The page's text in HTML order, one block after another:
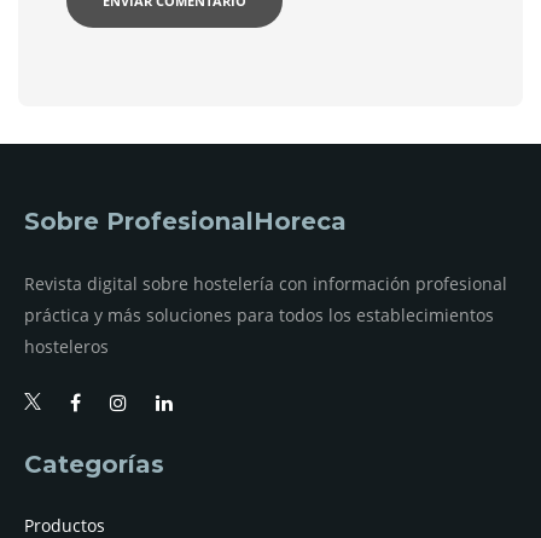
Sobre ProfesionalHoreca
Revista digital sobre hostelería con información profesional
práctica y más soluciones para todos los establecimientos
hosteleros
Categorías
Productos